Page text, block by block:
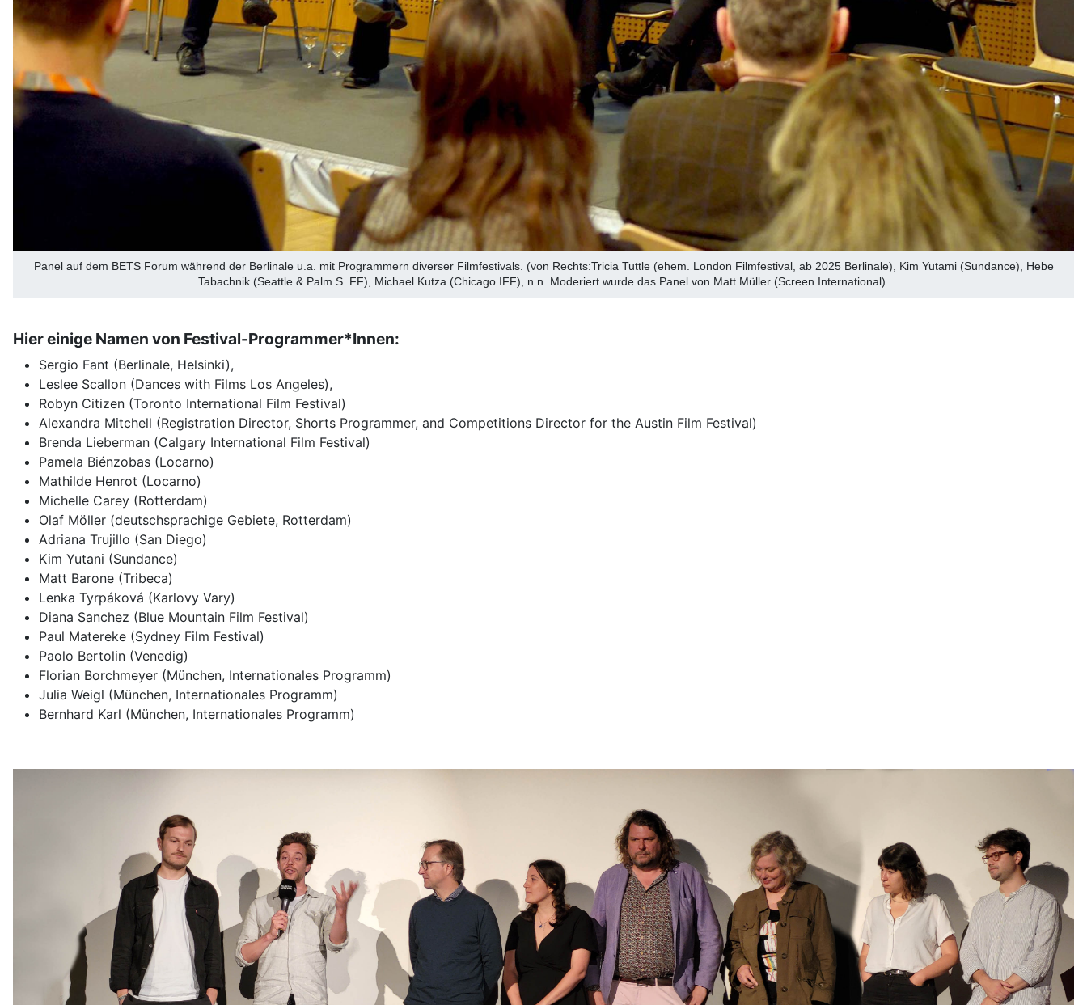
Panel auf dem BETS Forum während der Berlinale u.a. mit Programmern diverser Filmfestivals. (von Rechts:Tricia Tuttle (ehem. London Filmfestival, ab 2025 Berlinale), Kim Yutami (Sundance), Hebe
Tabachnik (Seattle & Palm S. FF), Michael Kutza (Chicago IFF), n.n. Moderiert wurde das Panel von Matt Müller (Screen International).
Hier einige Namen von Festival-Programmer*Innen:
Sergio Fant (Berlinale, Helsinki),
Leslee Scallon (Dances with Films Los Angeles),
Robyn Citizen (Toronto International Film Festival)
Alexandra Mitchell (Registration Director, Shorts Programmer, and Competitions Director for the Austin Film Festival)
Brenda Lieberman (Calgary International Film Festival)
Pamela Biénzobas (Locarno)
Mathilde Henrot (Locarno)
Michelle Carey (Rotterdam)
Olaf Möller (deutschsprachige Gebiete, Rotterdam)
Adriana Trujillo (San Diego)
Kim Yutani (Sundance)
Matt Barone (Tribeca)
Lenka Tyrpáková (Karlovy Vary)
Diana Sanchez (Blue Mountain Film Festival)
Paul Matereke (Sydney Film Festival)
Paolo Bertolin (Venedig)
Florian Borchmeyer (München, Internationales Programm)
Julia Weigl (München, Internationales Programm)
Bernhard Karl (München, Internationales Programm)